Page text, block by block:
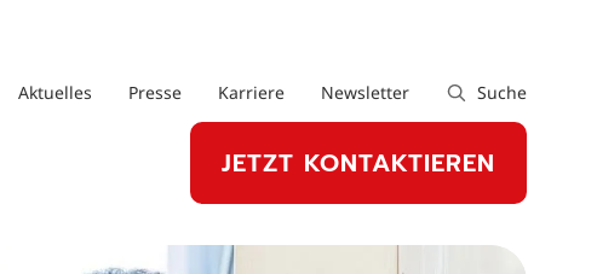
JETZT KONTAKTIEREN
Aktuelles Presse Karriere Newsletter Suche